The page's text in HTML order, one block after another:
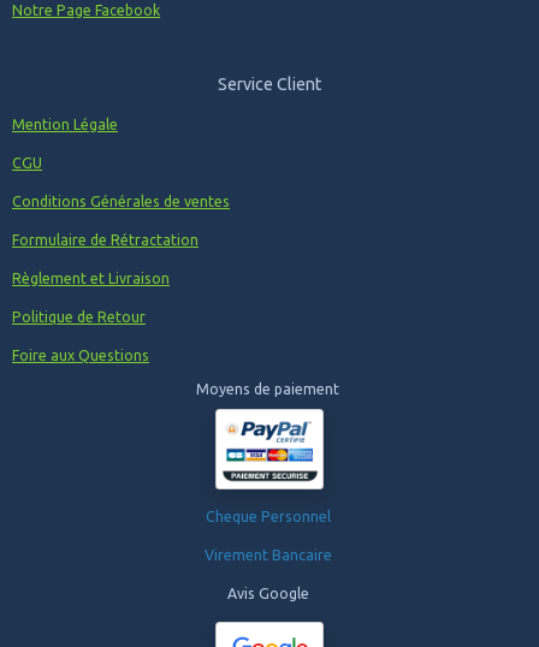
Notre Page Facebook
Service Client
Mention Légale
CGU
Conditions Générales de ventes
Formulaire de Rétractation
Règlement et Livraison
Politique de Retour
Foire aux Questions
Moyens de paiement
Cheque Personnel
Virement Bancaire
Avis Google